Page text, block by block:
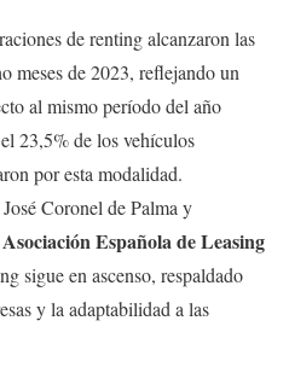
de renting alcanzaron las
meses de 2023, reflejando un
al mismo período del año
23,5% de los vehículos
por esta modalidad.
Coronel de Palma y
Asociación Española de Leasing
sigue en ascenso, respaldado
y la adaptabilidad a las